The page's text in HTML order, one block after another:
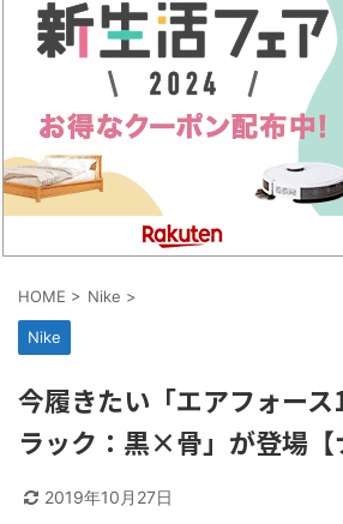
HOME > Nike >
Nike
今履きたい「エアフォー
ラック：黒×骨」が登場【
2019年10月27日